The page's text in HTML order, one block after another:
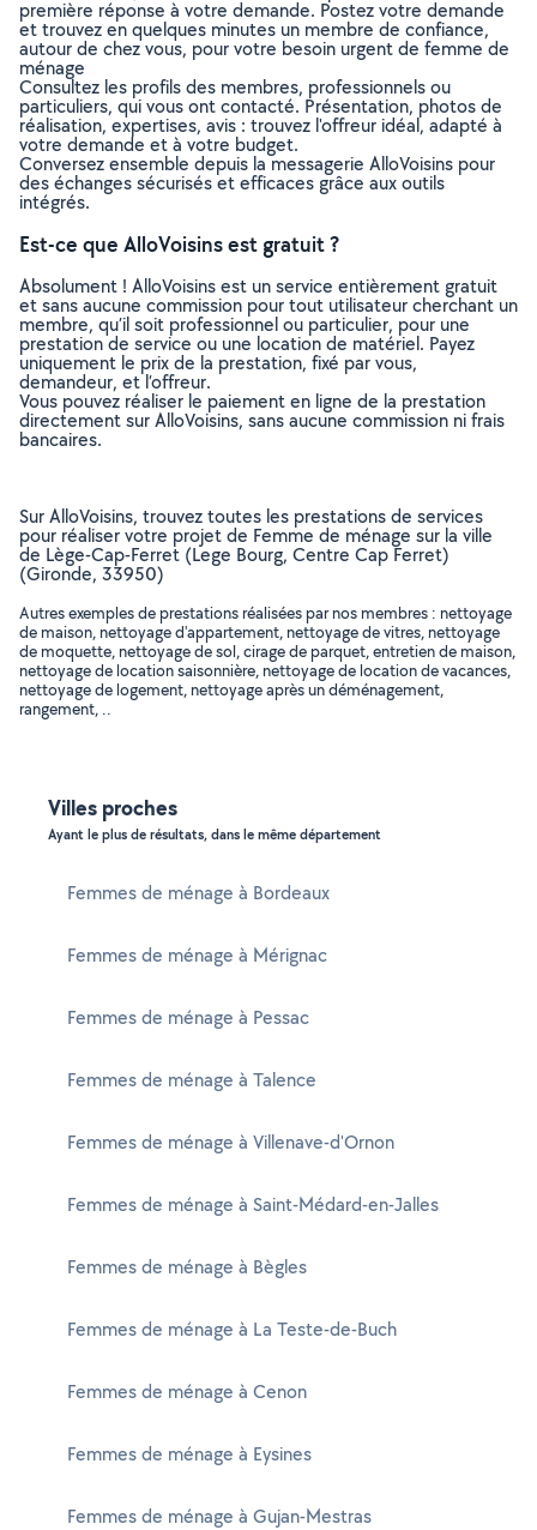
première réponse à votre demande. Postez votre demande
et trouvez en quelques minutes un membre de confiance,
autour de chez vous, pour votre besoin urgent de femme de
ménage
Consultez les profils des membres, professionnels ou
particuliers, qui vous ont contacté. Présentation, photos de
réalisation, expertises, avis : trouvez l'offreur idéal, adapté à
votre demande et à votre budget.
Conversez ensemble depuis la messagerie AlloVoisins pour
des échanges sécurisés et efficaces grâce aux outils
intégrés.
Est-ce que AlloVoisins est gratuit ?
Absolument ! AlloVoisins est un service entièrement gratuit
et sans aucune commission pour tout utilisateur cherchant un
membre, qu’il soit professionnel ou particulier, pour une
prestation de service ou une location de matériel. Payez
uniquement le prix de la prestation, fixé par vous,
demandeur, et l’offreur.
Vous pouvez réaliser le paiement en ligne de la prestation
directement sur AlloVoisins, sans aucune commission ni frais
bancaires.
Sur AlloVoisins, trouvez toutes les prestations de services
pour réaliser votre projet de Femme de ménage sur la ville
de Lège-Cap-Ferret (Lege Bourg, Centre Cap Ferret)
(Gironde, 33950)
Autres exemples de prestations réalisées par nos membres : nettoyage
de maison, nettoyage d'appartement, nettoyage de vitres, nettoyage
de moquette, nettoyage de sol, cirage de parquet, entretien de maison,
nettoyage de location saisonnière, nettoyage de location de vacances,
nettoyage de logement, nettoyage après un déménagement,
rangement, ..
Villes proches
Ayant le plus de résultats, dans le même département
Femmes de ménage à Bordeaux
Femmes de ménage à Mérignac
Femmes de ménage à Pessac
Femmes de ménage à Talence
Femmes de ménage à Villenave-d'Ornon
Femmes de ménage à Saint-Médard-en-Jalles
Femmes de ménage à Bègles
Femmes de ménage à La Teste-de-Buch
Femmes de ménage à Cenon
Femmes de ménage à Eysines
Femmes de ménage à Gujan-Mestras